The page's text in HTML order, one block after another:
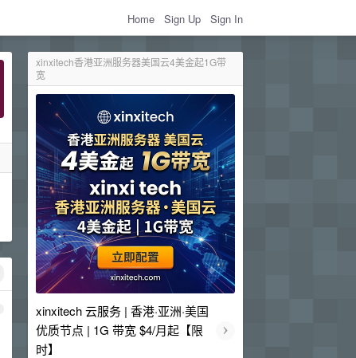
Home Sign Up Sign In
xinxitech香港亚洲服务器美国云4美金起1G带
宽
xinxitech 云服务 | 香港·亚洲·美国
优质节点 | 1G 带宽 $4/月起【限
时】
›